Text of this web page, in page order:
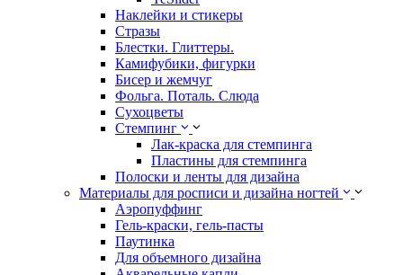
Наклейки и стикеры
Стразы
Блестки. Глиттеры.
Камифубики, фигурки
Бисер и жемчуг
Фольга. Поталь. Слюда
Сухоцветы
Стемпинг
Лак-краска для стемпинга
Пластины для стемпинга
Полоски и ленты для дизайна
Материалы для росписи и дизайна ногтей
Аэропуффинг
Гель-краски, гель-пасты
Паутинка
Для объемного дизайна